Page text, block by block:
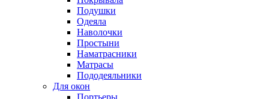
Подушки
Одеяла
Наволочки
Простыни
Наматрасники
Матрасы
Пододеяльники
Для окон
Портьеры